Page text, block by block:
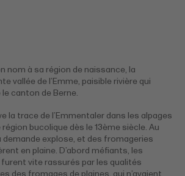
nom à sa région de naissance, la
vallée de l’Emme, paisible rivière qui
canton de Berne.
la trace de l’Emmentaler dans les alpages
bucolique dès le 13ème siècle. Au
demande explose, et des fromageries
en plaine. D’abord méfiants, les
vite rassurés par les qualités